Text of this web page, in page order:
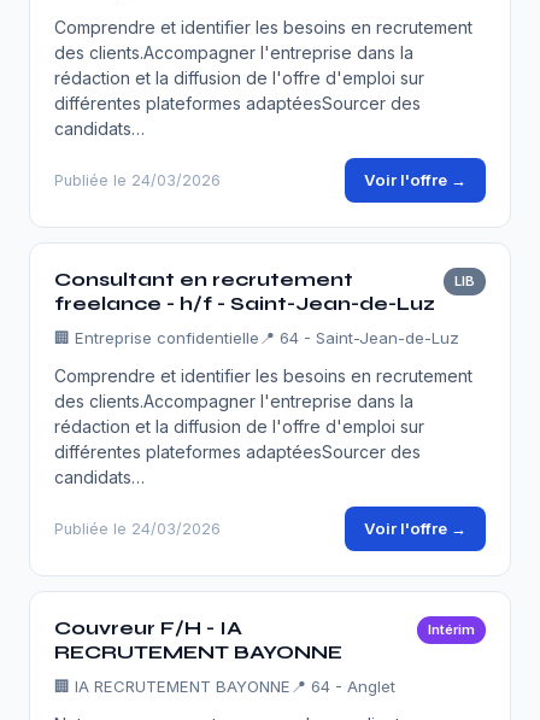
Comprendre et identifier les besoins en recrutement
des clients.Accompagner l'entreprise dans la
rédaction et la diffusion de l'offre d'emploi sur
différentes plateformes adaptéesSourcer des
candidats…
Publiée le 24/03/2026 Voir l'offre →
Consultant en recrutement
freelance - h/f - Saint-Jean-de-Luz
LIB
🏢 Entreprise confidentielle 📍 64 - Saint-Jean-de-Luz
Comprendre et identifier les besoins en recrutement
des clients.Accompagner l'entreprise dans la
rédaction et la diffusion de l'offre d'emploi sur
différentes plateformes adaptéesSourcer des
candidats…
Publiée le 24/03/2026 Voir l'offre →
Couvreur F/H - IA
RECRUTEMENT BAYONNE
Intérim
🏢 IA RECRUTEMENT BAYONNE 📍 64 - Anglet